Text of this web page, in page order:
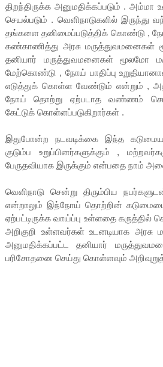
திறந்திருக்க அனுமதிக்கப்படும் .
செயல்படும் . வெளிநாடுகளில் இருந்து
தங்களை தனிமைப்படுத்திக் கொண்டு ,
கண்காணித்து அரசு மருத்துவமனைகள்
தனியார் மருத்துவமனைகள் மூலமோ
மேற்கொண்டு , நோய் பாதிப்பு
எடுத்துக் கொள்ள வேண்டும் என்றும் ,
நோய் தொற்று ஏற்படாத வண்ணம்
கேட்டுக் கொள்ளப்படுகிறார்கள் .
இதுபோன்ற நடவடிக்கை இந்த
குடும்ப உறுப்பினர்களுக்கும் ,
பேருதவியாக இருக்கும் என்பதை நாம்
வெளிநாடு சென்று திரும்பிய
என்றாலும் இந்நோய் தொற்றின்
ஏற்பட்டிருக்க வாய்ப்பு உள்ளதை
அறிகுறி உள்ளவர்கள் உடனடியாக
அனுமதிக்கப்பட்ட தனியார்
பரிசோதனை செய்து கொள்ளவும்